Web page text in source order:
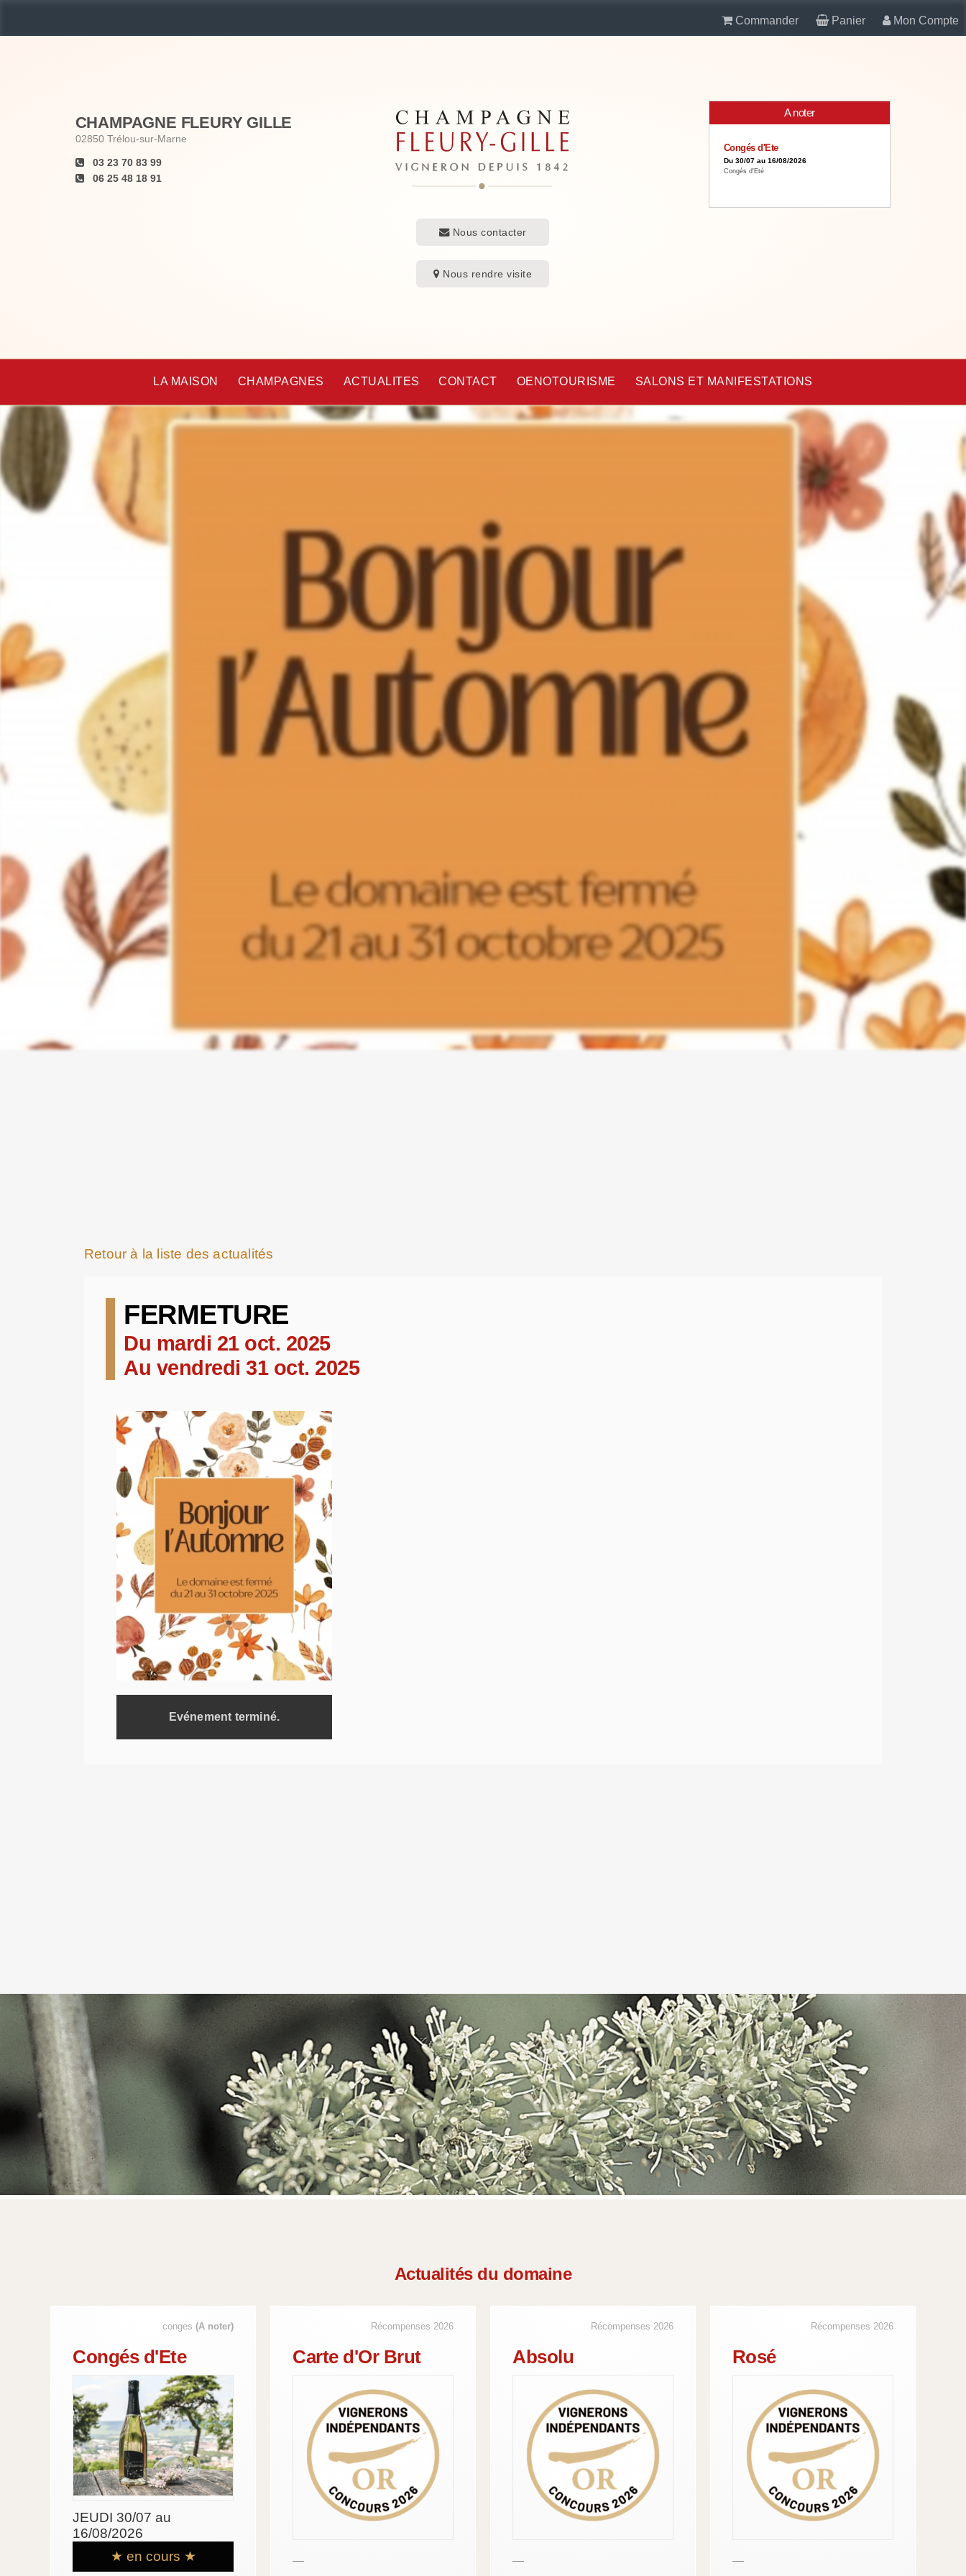
Commander Panier Mon Compte
CHAMPAGNE FLEURY GILLE
02850 Trélou-sur-Marne
03 23 70 83 99
06 25 48 18 91
Nous contacter
Nous rendre visite
A noter
Congés d'Ete
Du 30/07 au 16/08/2026
Congés d'Eté
LA MAISON CHAMPAGNES ACTUALITES CONTACT OENOTOURISME SALONS ET MANIFESTATIONS
Retour à la liste des actualités
FERMETURE
Du mardi 21 oct. 2025
Au vendredi 31 oct. 2025
Evénement terminé.
Actualités du domaine
conges(A noter)
Congés d'Ete
JEUDI 30/07 au
16/08/2026
★ en cours ★
Récompenses 2026
Carte d'Or Brut
—
Récompenses 2026
Absolu
—
Récompenses 2026
Rosé
—